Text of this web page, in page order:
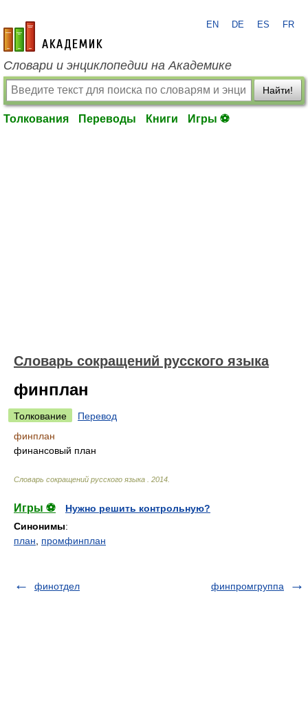
academic.ru
EN DE ES FR
Словари и энциклопедии на Академике
Найти!
Толкования Переводы Книги Игры ⚽
Словарь сокращений русского языка
финплан
Толкование
Перевод
финплан
финансовый план
Словарь сокращений русского языка 2014
Игры ⚽
Нужно решить контрольную?
Синонимы:
план
промфинплан
финотдел финпромгруппа